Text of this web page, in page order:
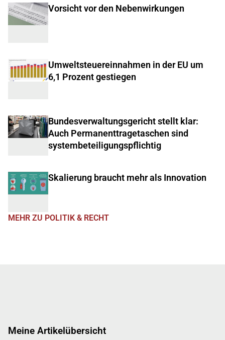
Vorsicht vor den Nebenwirkungen
Umweltsteuereinnahmen in der EU um
6,1 Prozent gestiegen
Bundesverwaltungsgericht stellt klar:
Auch Permanenttragetaschen sind
systembeteiligungspflichtig
Skalierung braucht mehr als Innovation
MEHR ZU POLITIK & RECHT
Meine Artikelübersicht